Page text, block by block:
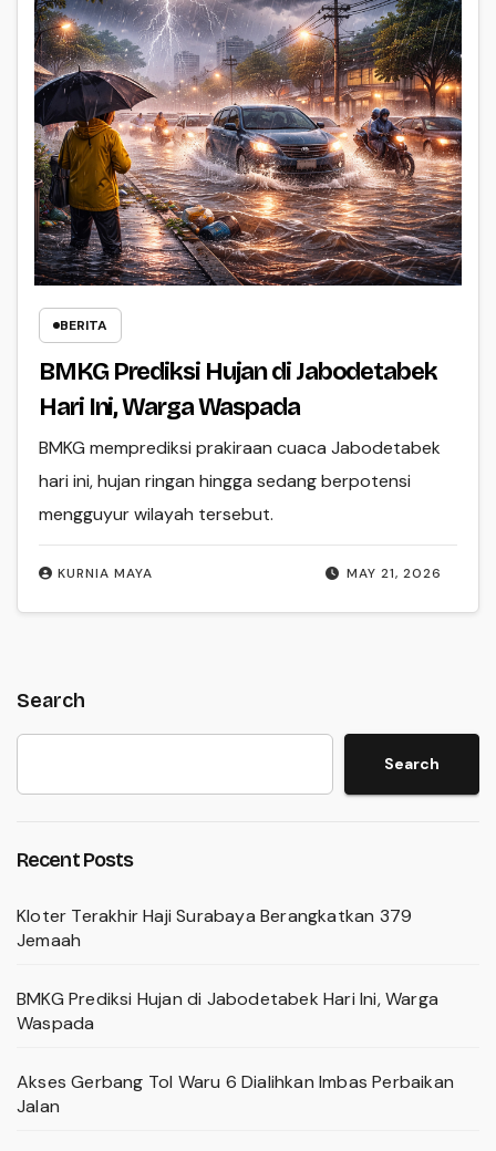
BERITA
BMKG Prediksi Hujan di Jabodetabek
Hari Ini, Warga Waspada
MAY 21, 2026
KURNIA MAYA
BMKG memprediksi prakiraan cuaca Jabodetabek
hari ini, hujan ringan hingga sedang berpotensi
mengguyur wilayah tersebut.
Search
Search
Recent Posts
Kloter Terakhir Haji Surabaya Berangkatkan 379
Jemaah
BMKG Prediksi Hujan di Jabodetabek Hari Ini, Warga
Waspada
Akses Gerbang Tol Waru 6 Dialihkan Imbas Perbaikan
Jalan